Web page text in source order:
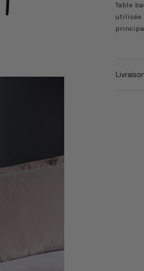
Table
utilisée